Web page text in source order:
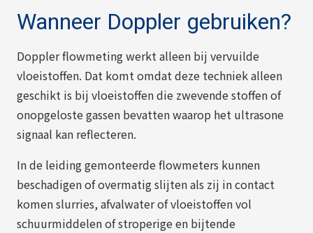
Wanneer Doppler gebruiken?
Doppler flowmeting werkt alleen bij vervuilde
vloeistoffen. Dat komt omdat deze techniek alleen
geschikt is bij vloeistoffen die zwevende stoffen of
onopgeloste gassen bevatten waarop het ultrasone
signaal kan reflecteren.
In de leiding gemonteerde flowmeters kunnen
beschadigen of overmatig slijten als zij in contact
komen slurries, afvalwater of vloeistoffen vol
schuurmiddelen of stroperige en bijtende